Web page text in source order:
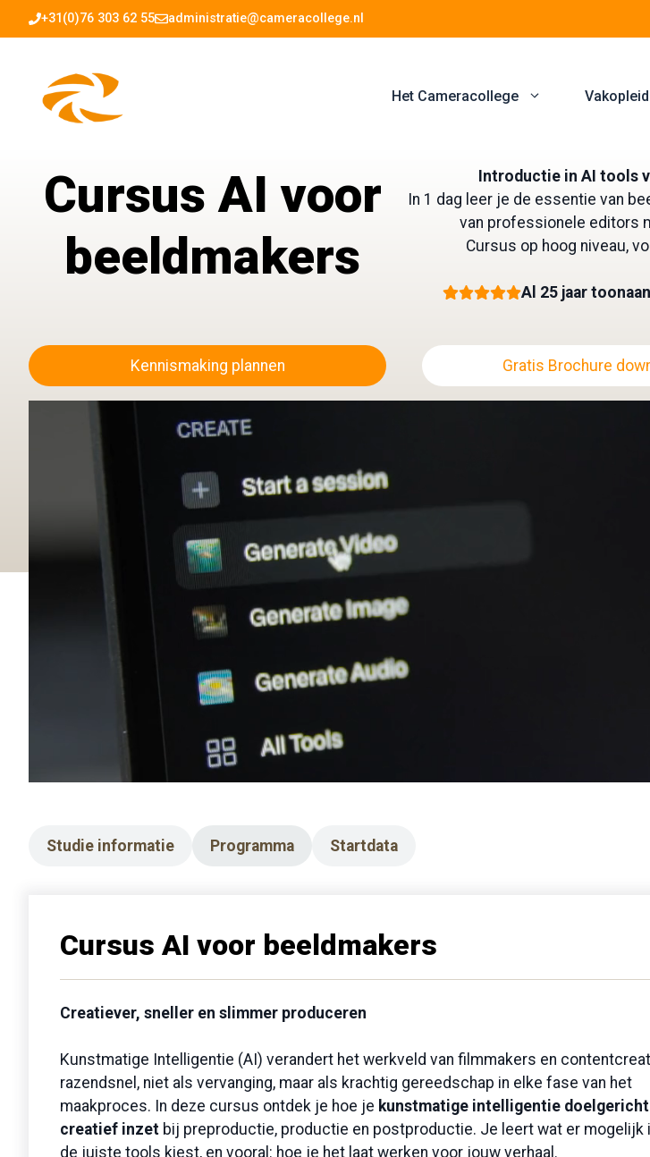
naar
+31(0)76 303 62 55 administratie@cameracollege.nl
Het Cameracollege
Cursus AI voor
beeldmakers
Introductie in AI tools
In 1 dag leer je de essentie van
van professionele editors
Cursus op hoog niveau,
Al 25 jaar
Kennismaking plannen Gratis Brochure
Studie informatie Programma Startdata
Cursus AI voor beeldmakers
Creatiever, sneller en slimmer produceren
Kunstmatige Intelligentie (AI) verandert het werkveld van filmmakers en
razendsnel, niet als vervanging, maar als krachtig gereedschap in elke fase van het
maakproces. In deze cursus ontdek je hoe je kunstmatige intelligentie doelgericht
creatief inzet bij preproductie, productie en postproductie. Je leert wat er mogelijk
de juiste tools kiest, en vooral: hoe je het laat werken voor jouw verhaal.